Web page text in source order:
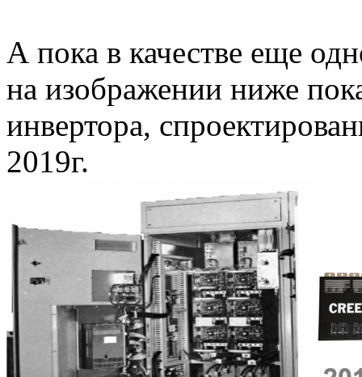
А пока в качестве еще
на изображении ниже
инвертора,
2019г.